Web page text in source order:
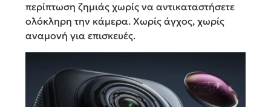
περίπτωση ζημιάς χωρίς να αντικαταστήσετε
ολόκληρη την κάμερα. Χωρίς άγχος, χωρίς
αναμονή για επισκευές.